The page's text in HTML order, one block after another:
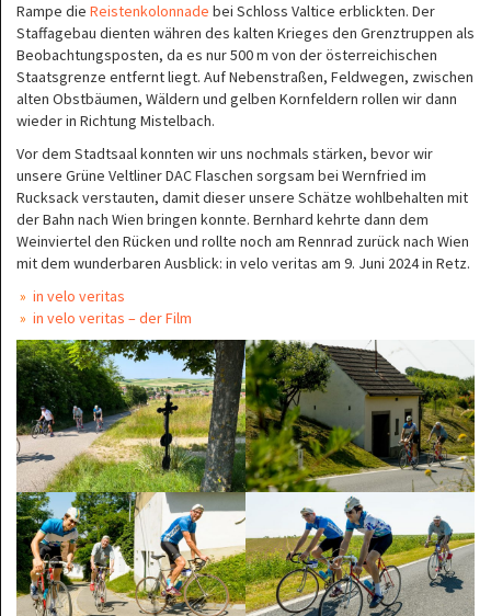
Rampe die Reistenkolonnade bei Schloss Valtice erblickten. Der
Staffagebau dienten währen des kalten Krieges den Grenztruppen als
Beobachtungsposten, da es nur 500 m von der österreichischen
Staatsgrenze entfernt liegt. Auf Nebenstraßen, Feldwegen, zwischen
alten Obstbäumen, Wäldern und gelben Kornfeldern rollen wir dann
wieder in Richtung Mistelbach.
Vor dem Stadtsaal konnten wir uns nochmals stärken, bevor wir
unsere Grüne Veltliner DAC Flaschen sorgsam bei Wernfried im
Rucksack verstauten, damit dieser unsere Schätze wohlbehalten mit
der Bahn nach Wien bringen konnte. Bernhard kehrte dann dem
Weinviertel den Rücken und rollte noch am Rennrad zurück nach Wien
mit dem wunderbaren Ausblick: in velo veritas am 9. Juni 2024 in Retz.
» in velo veritas
» in velo veritas – der Film